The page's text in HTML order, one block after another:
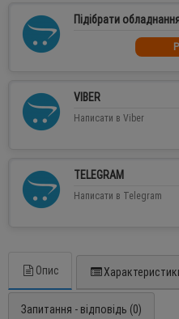
Підібрати
VIBER
Написати в Viber
TELEGRAM
Написати в Telegram
Опис
Запитання - відповідь (0)